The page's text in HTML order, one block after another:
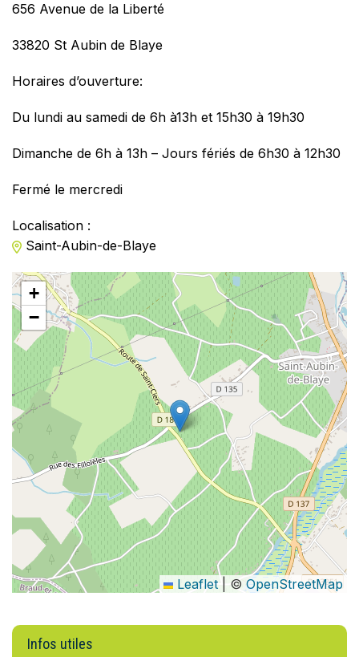
656 Avenue de la Liberté
33820 St Aubin de Blaye
Horaires d’ouverture:
Du lundi au samedi de 6h à13h et 15h30 à 19h30
Dimanche de 6h à 13h – Jours fériés de 6h30 à 12h30
Fermé le mercredi
Localisation :
Saint-Aubin-de-Blaye
+
−
Leaflet ©OpenStreetMap
Infos utiles